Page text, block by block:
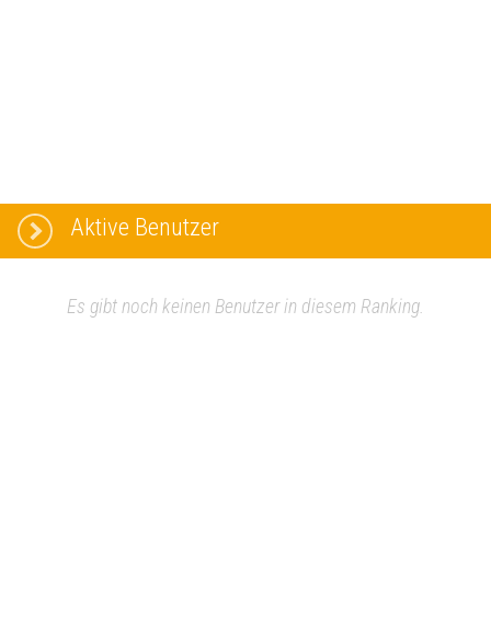
Aktive Benutzer
Es gibt noch keinen Benutzer in diesem Ranking.